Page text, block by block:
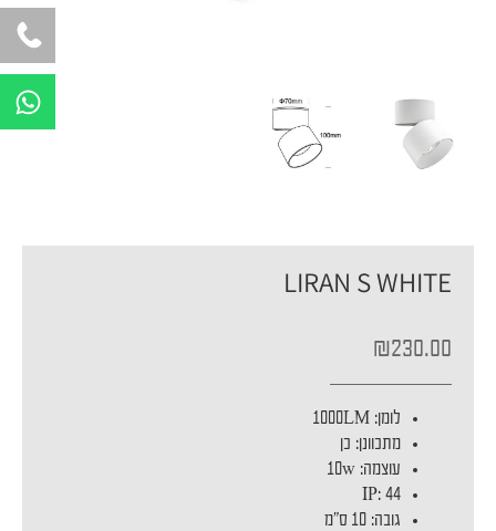
LIRAN S WHITE
₪230.00
לומן:
1000LM
מתכוונן: כן
עוצמה:
10w
IP: 44
גובה:10 ס"מ
W
h
p